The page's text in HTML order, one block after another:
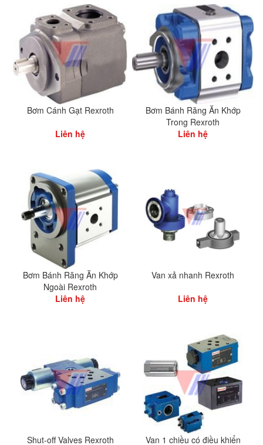
Bơm Cánh Gạt Rexroth
Liên hệ
Bơm Bánh Răng Ăn Khớp
Trong Rexroth
Liên hệ
Bơm Bánh Răng Ăn Khớp
Ngoài Rexroth
Liên hệ
Van xả nhanh Rexroth
Liên hệ
Shut-off Valves Rexroth Van 1 chiều có điều khiển